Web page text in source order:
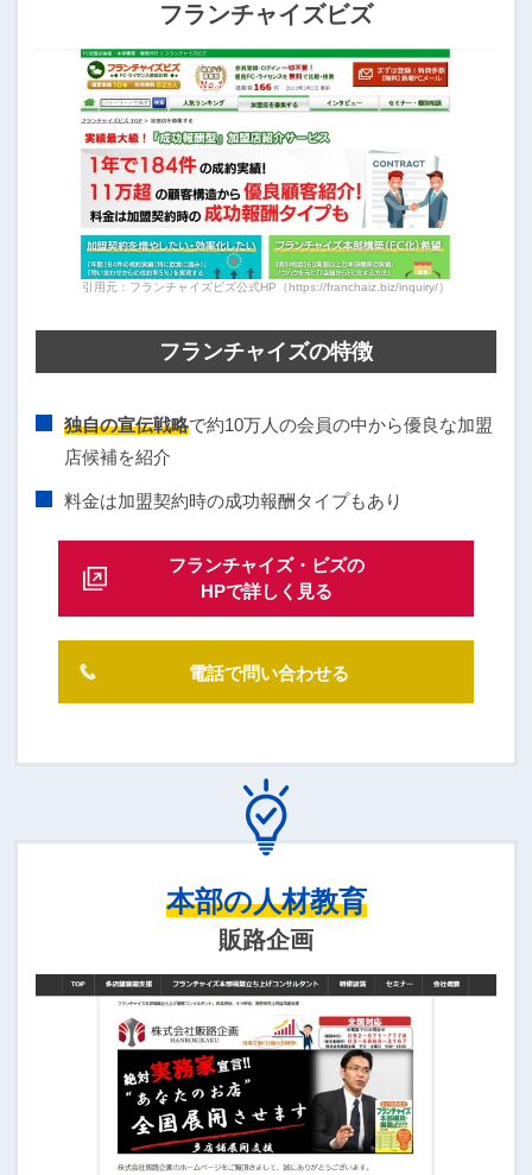
フランチャイズビズ
引用元：フランチャイズビズ公式HP（https://franchaiz.biz/inquiry/）
フランチャイズの特徴
独自の宣伝戦略で約10万人の会員の中から優良な加盟
店候補を紹介
料金は加盟契約時の成功報酬タイプもあり
フランチャイズ・ビズの
HPで詳しく見る
電話で問い合わせる
本部の人材教育
販路企画